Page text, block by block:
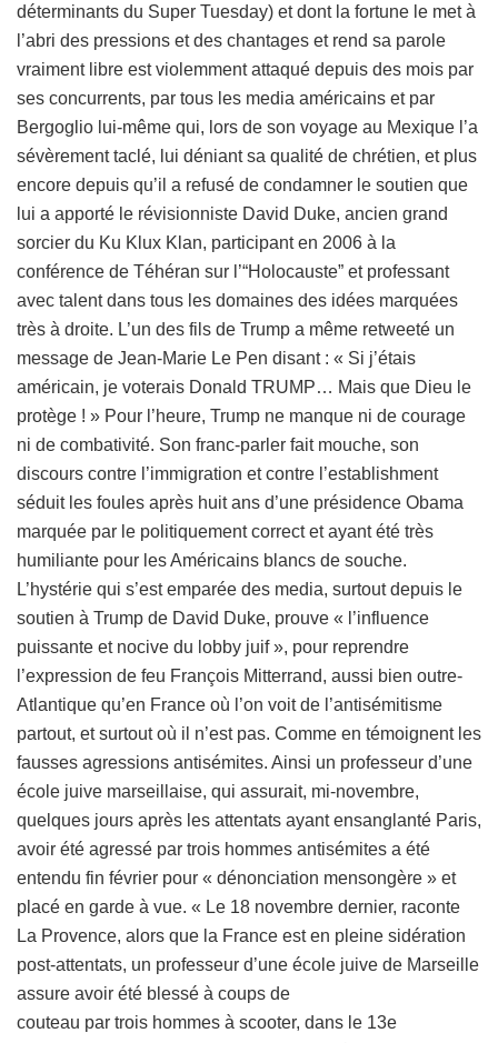
déterminants du Super Tuesday) et dont la fortune le met à
l’abri des pressions et des chantages et rend sa parole
vraiment libre est violemment attaqué depuis des mois par
ses concurrents, par tous les media américains et par
Bergoglio lui-même qui, lors de son voyage au Mexique l’a
sévèrement taclé, lui déniant sa qualité de chrétien, et plus
encore depuis qu’il a refusé de condamner le soutien que
lui a apporté le révisionniste David Duke, ancien grand
sorcier du Ku Klux Klan, participant en 2006 à la
conférence de Téhéran sur l’“Holocauste” et professant
avec talent dans tous les domaines des idées marquées
très à droite. L’un des fils de Trump a même retweeté un
message de Jean-Marie Le Pen disant : « Si j’étais
américain, je voterais Donald TRUMP… Mais que Dieu le
protège ! » Pour l’heure, Trump ne manque ni de courage
ni de combativité. Son franc-parler fait mouche, son
discours contre l’immigration et contre l’establishment
séduit les foules après huit ans d’une présidence Obama
marquée par le politiquement correct et ayant été très
humiliante pour les Américains blancs de souche.
L’hystérie qui s’est emparée des media, surtout depuis le
soutien à Trump de David Duke, prouve « l’influence
puissante et nocive du lobby juif », pour reprendre
l’expression de feu François Mitterrand, aussi bien outre-
Atlantique qu’en France où l’on voit de l’antisémitisme
partout, et surtout où il n’est pas. Comme en témoignent les
fausses agressions antisémites. Ainsi un professeur d’une
école juive marseillaise, qui assurait, mi-novembre,
quelques jours après les attentats ayant ensanglanté Paris,
avoir été agressé par trois hommes antisémites a été
entendu fin février pour « dénonciation mensongère » et
placé en garde à vue. « Le 18 novembre dernier, raconte
La Provence, alors que la France est en pleine sidération
post-attentats, un professeur d’une école juive de Marseille
assure avoir été blessé à coups de
couteau par trois hommes à scooter, dans le 13e